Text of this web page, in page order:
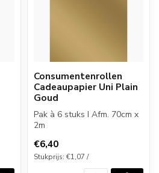
Consumentenrollen
Cadeaupapier Uni Plain
Goud
Pak à 6 stuks I Afm. 70cm x
2m
€6,40
Stukprijs: €1,07 /